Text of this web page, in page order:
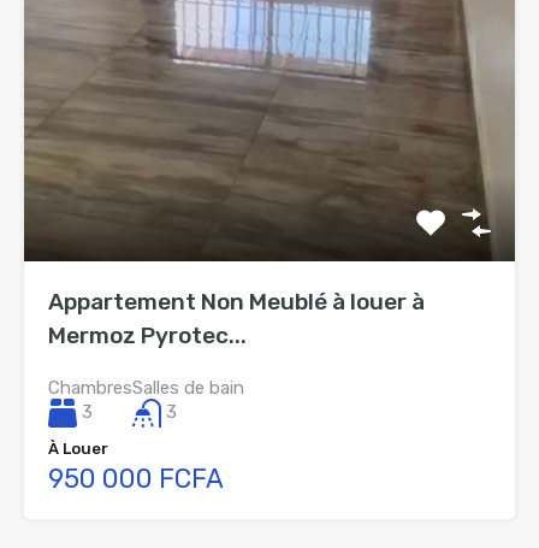
Appartement Non Meublé à louer à
Mermoz Pyrotec...
Chambres
3
Salles de bain
3
À Louer
950 000 FCFA